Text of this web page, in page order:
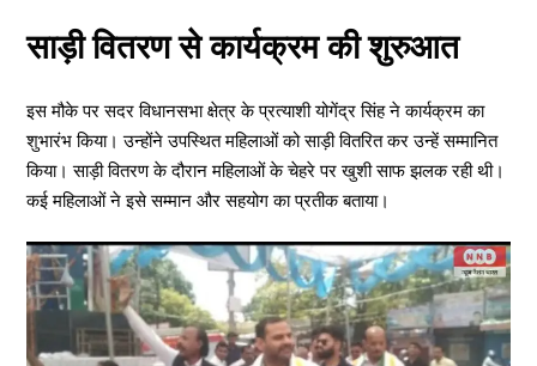
साड़ी वितरण से कार्यक्रम की शुरुआत
इस मौके पर सदर विधानसभा क्षेत्र के प्रत्याशी योगेंद्र सिंह ने कार्यक्रम का
शुभारंभ किया। उन्होंने उपस्थित महिलाओं को साड़ी वितरित कर उन्हें सम्मानित
किया। साड़ी वितरण के दौरान महिलाओं के चेहरे पर खुशी साफ झलक रही थी।
कई महिलाओं ने इसे सम्मान और सहयोग का प्रतीक बताया।